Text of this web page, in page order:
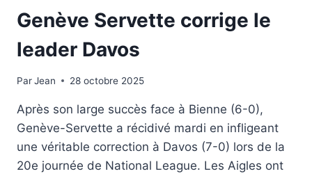
Genève Servette corrige le
leader Davos
ParJean
28 octobre 202528 octobre 2025
Après son large succès face à Bienne (6-0),
Genève-Servette a récidivé mardi en infligeant
une véritable correction à Davos (7-0) lors de la
20e journée de National League. Les Aigles ont